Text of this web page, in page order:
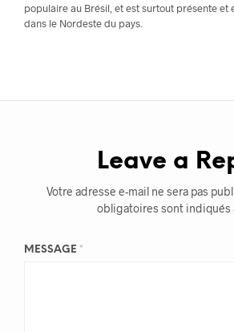
populaire au Brésil, et est surtout présente et
dans le Nordeste du pays.
Leave a
Votre adresse e-mail ne sera pas
obligatoires sont indiqués
MESSAGE *